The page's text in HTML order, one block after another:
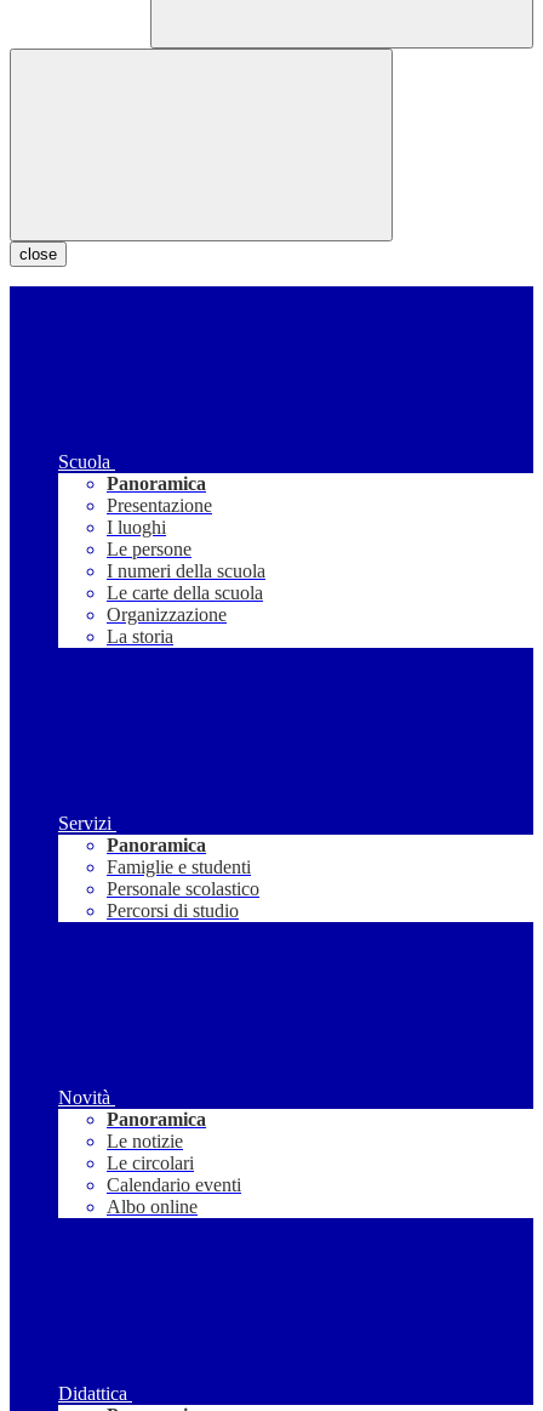
close
Scuola
Panoramica
Presentazione
I luoghi
Le persone
I numeri della scuola
Le carte della scuola
Organizzazione
La storia
Servizi
Panoramica
Famiglie e studenti
Personale scolastico
Percorsi di studio
Novità
Panoramica
Le notizie
Le circolari
Calendario eventi
Albo online
Didattica